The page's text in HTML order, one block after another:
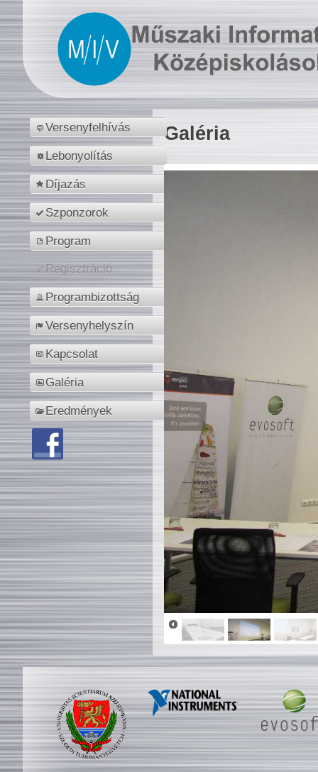
Versenyfelhívás
Lebonyolítás
Díjazás
Szponzorok
Program
Regisztráció
Programbizottság
Versenyhelyszín
Kapcsolat
Galéria
Eredmények
Galéria